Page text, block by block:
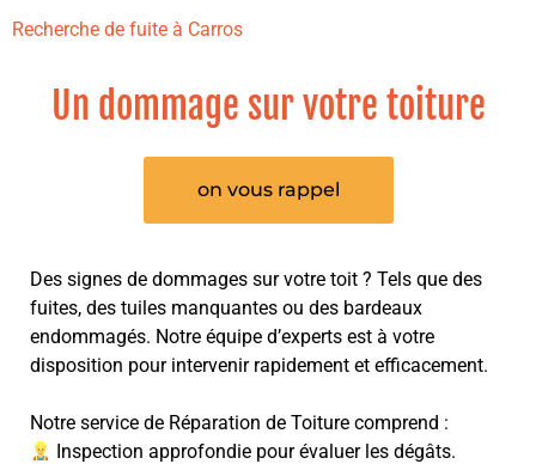
Recherche de fuite à Carros
Un dommage sur votre toiture
on vous rappel
Des signes de dommages sur votre toit ? Tels que des
fuites, des tuiles manquantes ou des bardeaux
endommagés. Notre équipe d’experts est à votre
disposition pour intervenir rapidement et efficacement.
Notre service de Réparation de Toiture comprend :
Inspection approfondie pour évaluer les dégâts.